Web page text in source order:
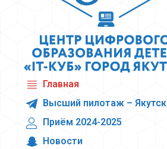
Главная
Высший пилотаж – Якутск
Приём 2024-2025
Новости